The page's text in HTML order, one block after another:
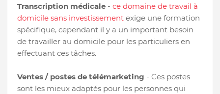
Transcription médicale - ce domaine de travail à
domicile sans investissement exige une formation
spécifique, cependant il y a un important besoin
de travailler au domicile pour les particuliers en
effectuant ces tâches.
Ventes / postes de télémarketing - Ces postes
sont les mieux adaptés pour les personnes qui